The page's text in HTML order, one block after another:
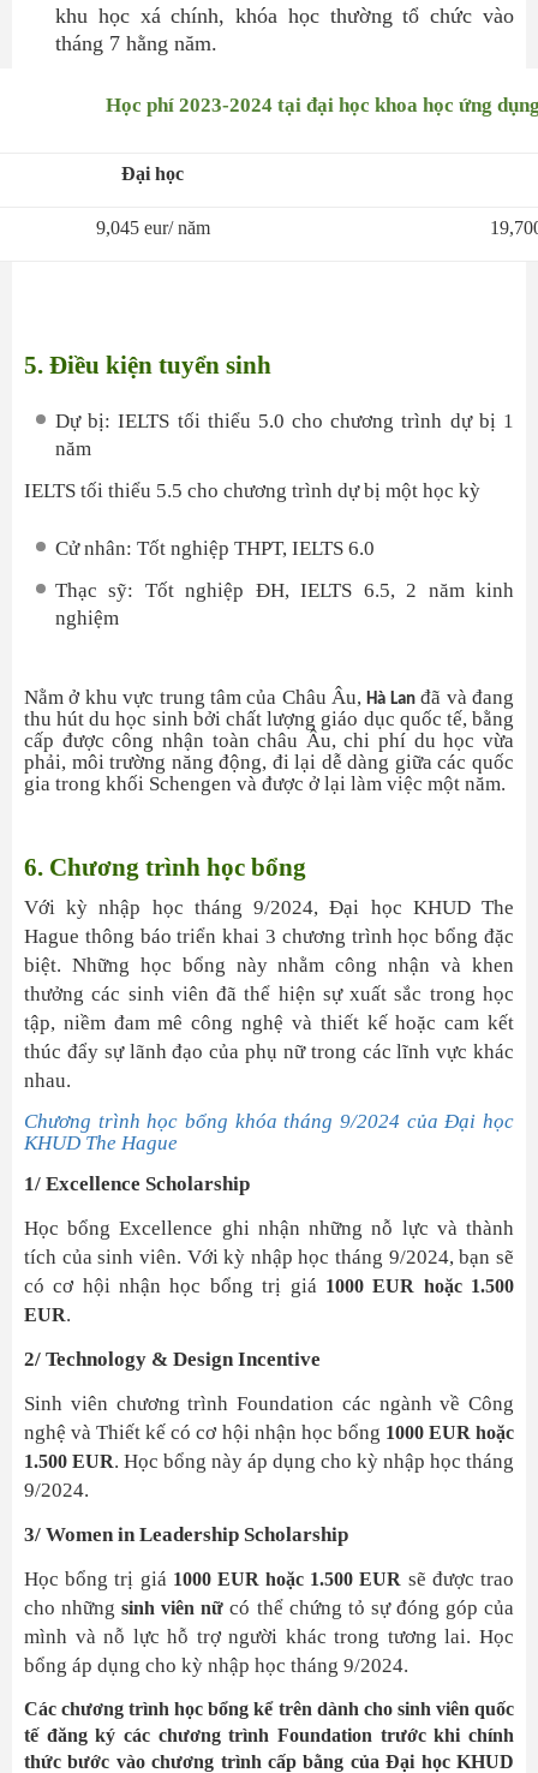
khu học xá chính, khóa học thường tổ chức vào
tháng 7 hằng năm.
Học phí 2023-2024 tại đại học khoa học ứng
Đại học
9,045 eur/ năm
5. Điều kiện tuyển sinh
Dự bị: IELTS tối thiểu 5.0 cho chương trình dự bị 1
năm
IELTS tối thiểu 5.5 cho chương trình dự bị một học kỳ
Cử nhân: Tốt nghiệp THPT, IELTS 6.0
Thạc sỹ: Tốt nghiệp ĐH, IELTS 6.5, 2 năm kinh
nghiệm
Nằm ở khu vực trung tâm của Châu Âu,Hà Lanđã và đang
thu hút du học sinh bởi chất lượng giáo dục quốc tế, bằng
cấp được công nhận toàn châu Âu, chi phí du học vừa
phải, môi trường năng động, đi lại dễ dàng giữa các quốc
gia trong khối Schengen và được ở lại làm việc một năm.
6. Chương trình học bổng
Với kỳ nhập học tháng 9/2024, Đại học KHUD The
Hague thông báo triển khai 3 chương trình học bổng đặc
biệt. Những học bổng này nhằm công nhận và khen
thưởng các sinh viên đã thể hiện sự xuất sắc trong học
tập, niềm đam mê công nghệ và thiết kế hoặc cam kết
thúc đẩy sự lãnh đạo của phụ nữ trong các lĩnh vực khác
nhau.
Chương trình học bổng khóa tháng 9/2024 của Đại học
KHUD The Hague
1/ Excellence Scholarship
Học bổng Excellence ghi nhận những nỗ lực và thành
tích của sinh viên. Với kỳ nhập học tháng 9/2024, bạn sẽ
có cơ hội nhận học bổng trị giá 1000 EUR hoặc 1.500
EUR.
2/ Technology & Design Incentive
Sinh viên chương trình Foundation các ngành về Công
nghệ và Thiết kế có cơ hội nhận học bổng 1000 EUR hoặc
1.500 EUR. Học bổng này áp dụng cho kỳ nhập học tháng
9/2024.
3/ Women in Leadership Scholarship
Học bổng trị giá 1000 EUR hoặc 1.500 EUR sẽ được trao
cho nhữngsinh viên nữ có thể chứng tỏ sự đóng góp của
mình và nỗ lực hỗ trợ người khác trong tương lai. Học
bổng áp dụng cho kỳ nhập học tháng 9/2024.
Các chương trình học bổng kể trên dành cho sinh viên quốc
tế đăng ký các chương trình Foundation trước khi chính
thức bước vào chương trình cấp bằng của Đại học KHUD